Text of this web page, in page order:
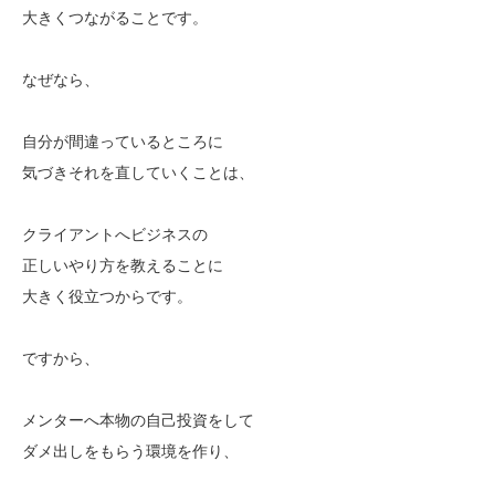
大きくつながることです。
なぜなら、
自分が間違っているところに
気づきそれを直していくことは、
クライアントへビジネスの
正しいやり方を教えることに
大きく役立つからです。
ですから、
メンターへ本物の自己投資をして
ダメ出しをもらう環境を作り、